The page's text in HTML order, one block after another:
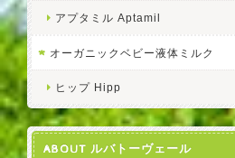
アプタミル Aptamil
オーガニックベビー液体ミルク
ヒップ Hipp
ABOUT ルバトーヴェール